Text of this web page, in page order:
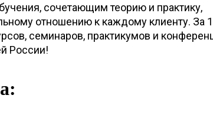
сочетающим теорию и практику,
отношению к каждому клиенту. За
семинаров, практикумов и
России!